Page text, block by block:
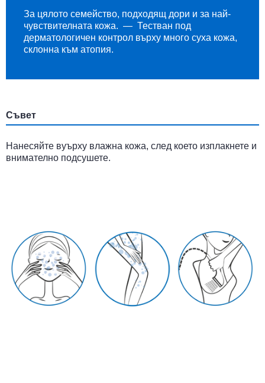
За цялото семейство, подходящ дори и за най-
чувствителната кожа.
Тестван под
дерматологичен контрол върху много суха кожа,
склонна към атопия.
Съвет
Нанесяйте вуърху влажна кожа, след което изплакнете и
внимателно подсушете.